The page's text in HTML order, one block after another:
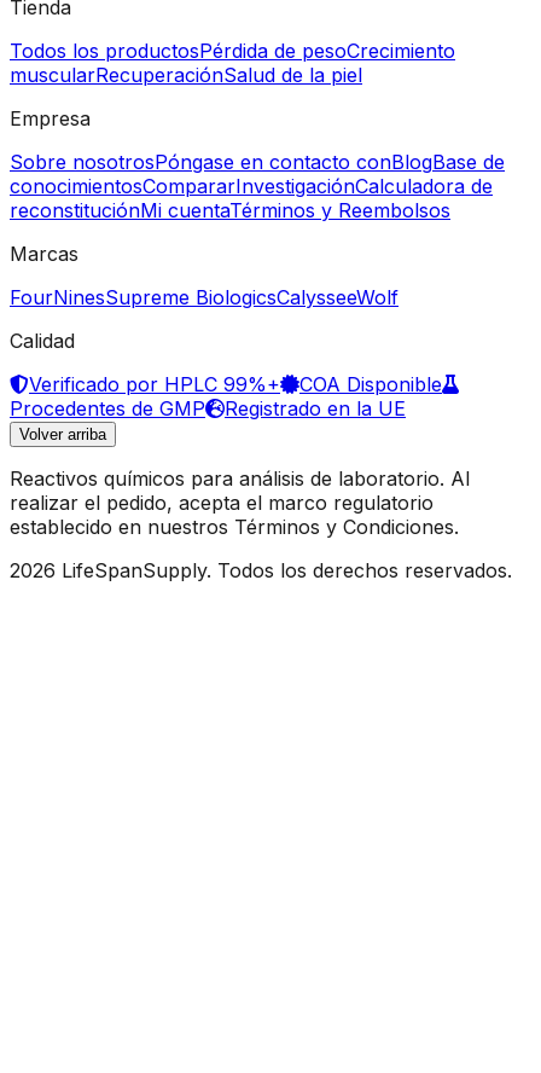
Tienda
Todos los productosPérdida de pesoCrecimiento
muscularRecuperaciónSalud de la piel
Empresa
Sobre nosotrosPóngase en contacto conBlogBase de
conocimientosCompararInvestigaciónCalculadora de
reconstituciónMi cuentaTérminos y Reembolsos
Marcas
FourNinesSupreme BiologicsCalysseeWolf
Calidad
Verificado por HPLC 99%+
COA Disponible
Procedentes de GMP
Registrado en la UE
Volver arriba
Reactivos químicos para análisis de laboratorio. Al
realizar el pedido, acepta el marco regulatorio
establecido en nuestros Términos y Condiciones.
2026 LifeSpanSupply. Todos los derechos reservados.